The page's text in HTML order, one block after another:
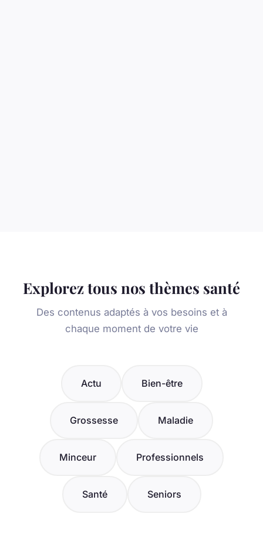
Explorez tous nos thèmes santé
Des contenus adaptés à vos besoins et à
chaque moment de votre vie
Actu Bien-être
Grossesse Maladie
Minceur Professionnels
Santé Seniors